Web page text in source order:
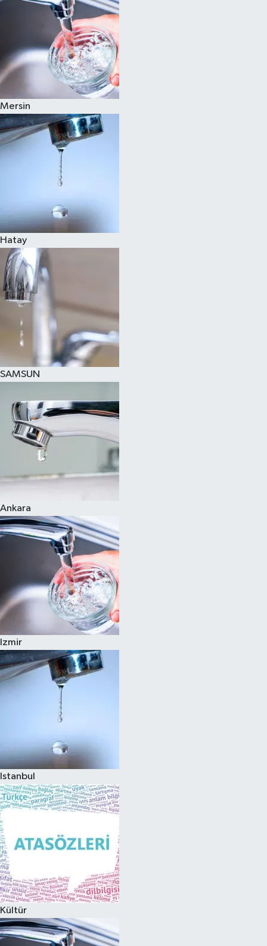
Mersin
Hatay
SAMSUN
Ankara
Izmir
Istanbul
Kültür